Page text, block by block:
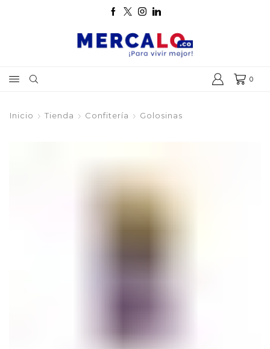
0
Inicio Tienda Confitería Golosinas